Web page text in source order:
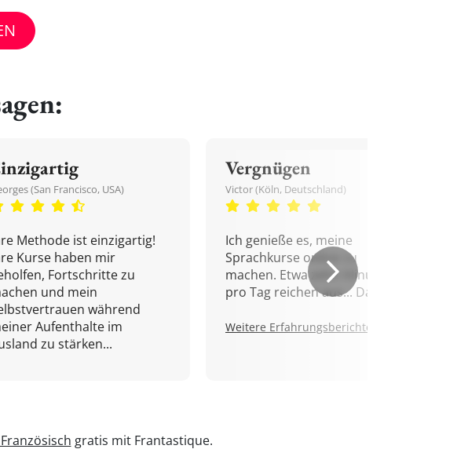
(San Francisco, USA)
Methode ist einzigartig!
Kurse haben mir
Fortschritte zu
und mein
während
Aufenthalte im
zu stärken...
Vergnügen
Victor (Köln, Deutschland)
Ich genieße es, meine
Sprachkurse online zu
machen. Etwa zehn Minuten
pro Tag reichen aus... Danke!
Weitere Erfahrungsberichte.
gratis mit Frantastique.